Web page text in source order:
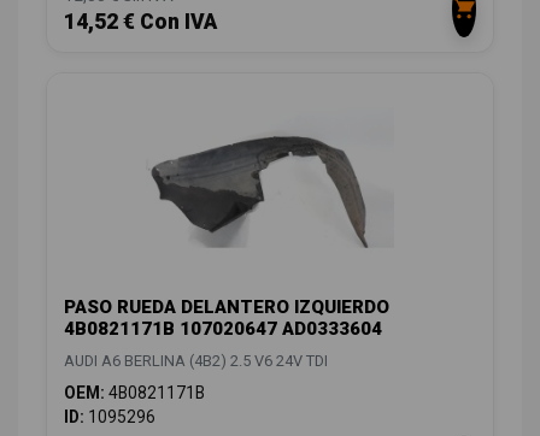
14,52 € Con IVA
PASO RUEDA DELANTERO IZQUIERDO
4B0821171B 107020647 AD0333604
AUDI A6 BERLINA (4B2) 2.5 V6 24V TDI
OEM: 4B0821171B
ID: 1095296